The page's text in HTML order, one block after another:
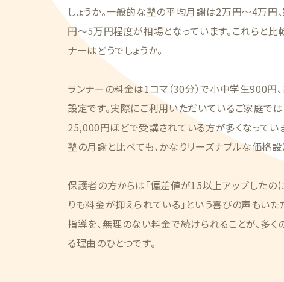
しょうか。一般的な塾の平均月謝は2万円〜4万円
円〜5万円程度が相場となっています。これらと比
ナーはどうでしょうか。
ランナーの料金は1コマ（30分）で小中学生900円
設定です。実際にご利用いただいているご家庭で
25,000円ほどで受講されている方が多くなってい
塾の月謝と比べても、かなりリーズナブルな価格設
保護者の方からは「偏差値が15以上アップしたの
りも料金が抑えられている」という喜びの声もいた
指導を、無理のない料金で続けられることが、多
る理由のひとつです。